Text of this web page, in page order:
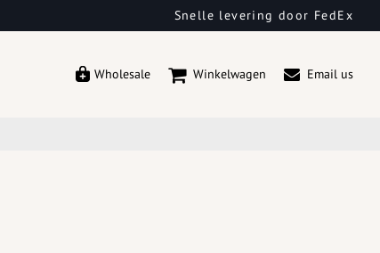
Snelle levering door FedEx
Wholesale Winkelwagen Email us